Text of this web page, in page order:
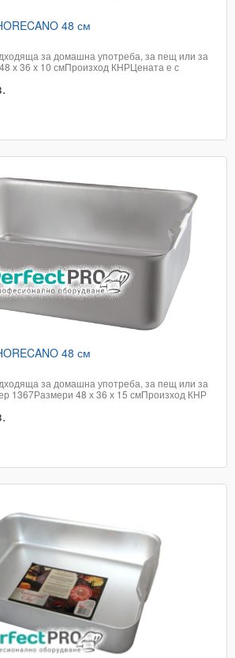
48 см
за домашна употреба, за пещ или за
х 36 х 10 смПроизход КНР​Цената е с
поръчка в графа доставка, посочете удобен
48 см
за домашна употреба, за пещ или за
1367Размери 48 х 36 х 15 смПроизход КНР​
на купувачаПри поръчка в графа доставка ,